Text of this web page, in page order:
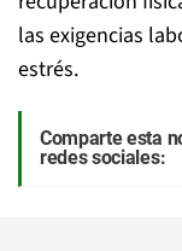
las exigencias
estrés.
Comparte esta
redes sociales: